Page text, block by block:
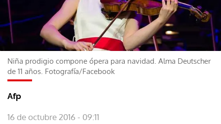
Niña prodigio compone ópera para navidad. Alma Deutscher
de 11 años. Fotografía/Facebook
Afp
16 de octubre 2016 - 09:11